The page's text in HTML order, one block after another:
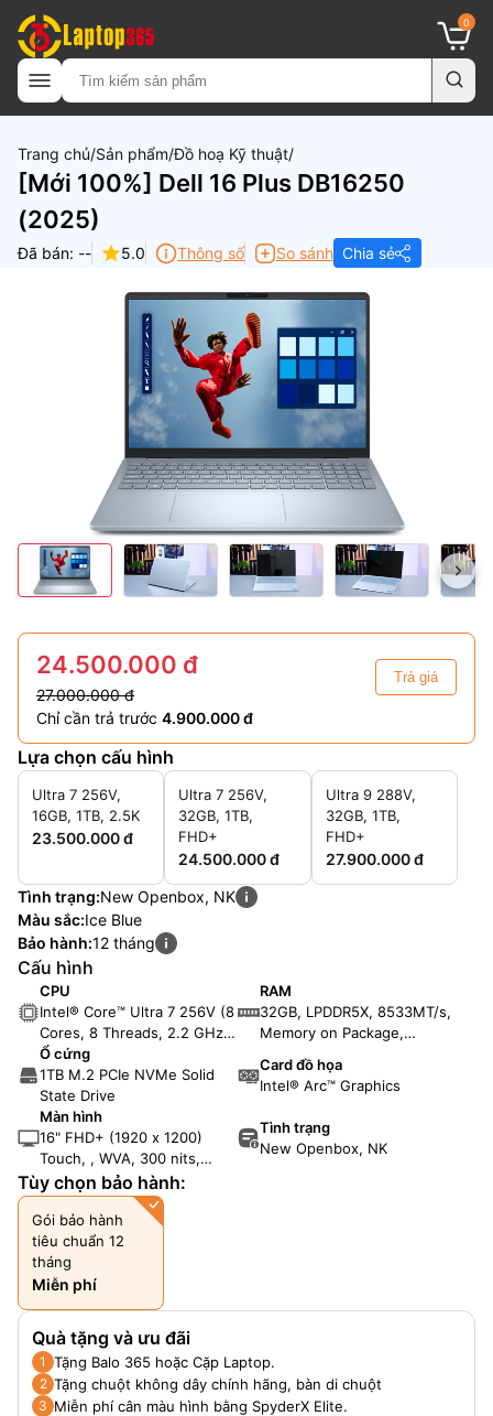
0
Trang chủ Sản phẩm Đồ hoạ Kỹ thuật
[Mới 100%] Dell 16 Plus DB16250
(2025)
Đã bán: -- 5.0 Thông số So sánh Chia sẻ
24.500.000 đ
27.000.000 đ
Trả giá
Chỉ cần trả trước 4.900.000 đ
Lựa chọn cấu hình
Ultra 7 256V,
16GB, 1TB, 2.5K
23.500.000 đ
Ultra 7 256V,
32GB, 1TB,
FHD+
24.500.000 đ
Ultra 9 288V,
32GB, 1TB,
FHD+
27.900.000 đ
Tình trạng:New Openbox, NK
Màu sắc:Ice Blue
Bảo hành:12 tháng
Cấu hình
CPU
Intel® Core™ Ultra 7 256V (8
Cores, 8 Threads, 2.2 GHz
Base, 4.8 GHz Turbo, 12MB
Cache)
RAM
32GB, LPDDR5X, 8533MT/s,
Memory on Package,
onboard
Ổ cứng
1TB M.2 PCIe NVMe Solid
State Drive
Card đồ họa
Intel® Arc™ Graphics
Màn hình
16" FHD+ (1920 x 1200)
Touch, , WVA, 300 nits,
NTSC 45%, Glossy, 60 Hz
Tình trạng
New Openbox, NK
Tùy chọn bảo hành:
Gói bảo hành
tiêu chuẩn 12
tháng
Miễn phí
Quà tặng và ưu đãi
1 Tặng Balo 365 hoặc Cặp Laptop.
2 Tặng chuột không dây chính hãng, bàn di chuột
3 Miễn phí cân màu hình bằng SpyderX Elite.